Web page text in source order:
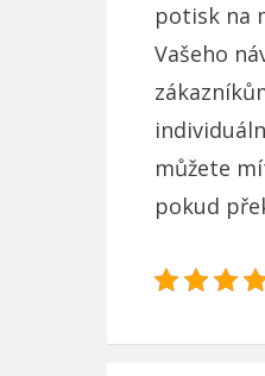
potisk na
Vašeho
můžete
pokud